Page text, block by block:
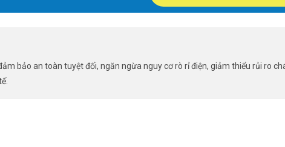
bảo an toàn tuyệt đối, ngăn ngừa nguy cơ rò rỉ điện, giảm thiểu rủi ro